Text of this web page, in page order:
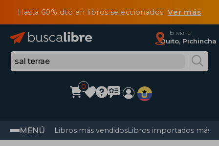
Hasta 60% dto en libros seleccionadosVer más
Enviar a
Quito, Pichincha
0
MENÚ Libros más vendidosLibros importados más